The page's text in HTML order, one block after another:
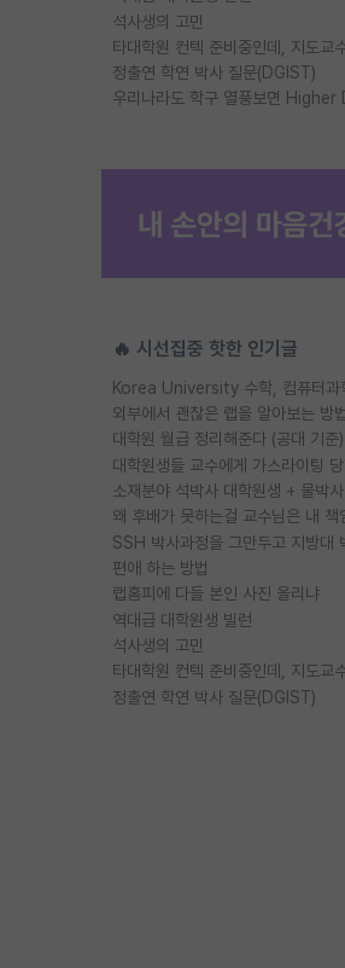
석사생의 고민
정출연 학연 박사 질문(DGIST)
🔥 시선집중 핫한 인기글
외부에서 괜찮은 랩을 알아보는 방
대학원 월급 정리해준다 (공대 기준)
소재분야 석박사 대학원생 + 물박
편애 하는 방법
랩홈피에 다들 본인 사진 올리냐
역대급 대학원생 빌런
석사생의 고민
정출연 학연 박사 질문(DGIST)